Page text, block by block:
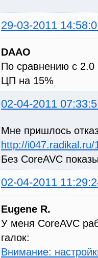
29-03-2011
DAAO
По сравнению с 2.0
ЦП на 15%
02-04-2011
Мне пришлось
http://
Без CoreAVC
02-04-2011
Eugene R.
У меня CoreAVC
галок:
Внимание: